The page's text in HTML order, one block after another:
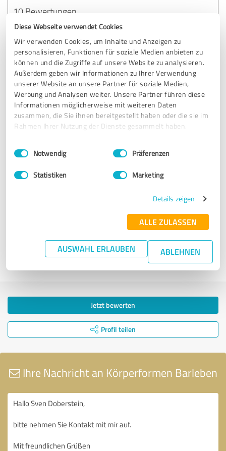
Diese Webseite verwendet Cookies
Wir verwenden Cookies, um Inhalte und Anzeigen zu
personalisieren, Funktionen für soziale Medien anbieten zu
können und die Zugriffe auf unsere Website zu analysieren.
Außerdem geben wir Informationen zu Ihrer Verwendung
unserer Website an unsere Partner für soziale Medien,
Werbung und Analysen weiter. Unsere Partner führen diese
Informationen möglicherweise mit weiteren Daten
zusammen, die Sie ihnen bereitgestellt haben oder die sie im
Rahmen Ihrer Nutzung der Dienste gesammelt haben.
Impressum Datenschutzbestimmungen
Einwilligungsauswahl
Notwendig Präferenzen
Statistiken Marketing
Details zeigen
ALLE ZULASSEN
AUSWAHL ERLAUBEN ABLEHNEN
10 Bewertungen
Körperformen Schwabach
10 Bewertungen
10 Bewertungen
5 6
9 10 11
Jetzt bewerten
Profil teilen
Ihre Nachricht an Körperformen Barleben